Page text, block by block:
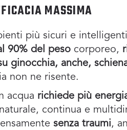
MASSIMA
più sicuri e
90% del pesocorporeo,
ginocchia, anche,
non ne risente.
acqua richiede più
continua e
senza traumi,